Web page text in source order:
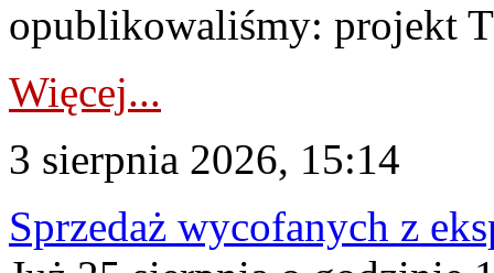
opublikowaliśmy: projekt
Więcej...
3 sierpnia 2026, 15:14
Sprzedaż wycofanych z